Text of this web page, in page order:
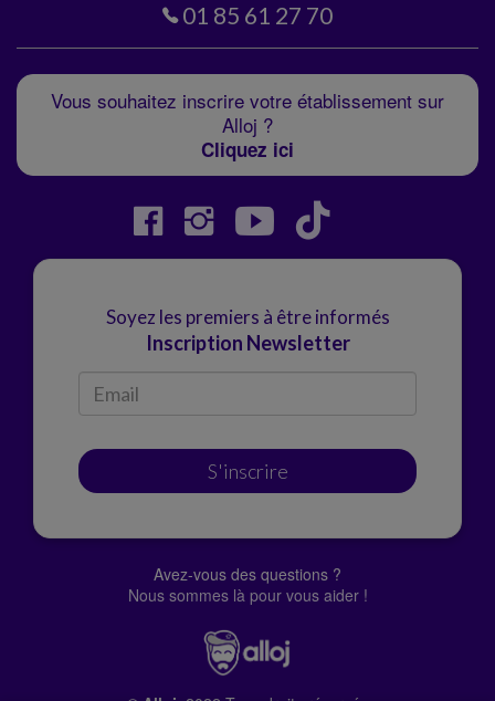
01 85 61 27 70
Vous souhaitez inscrire votre établissement sur
Alloj ?
Cliquez ici
Soyez les premiers à être informés
Inscription Newsletter
S'inscrire
Avez-vous des questions ?
Nous sommes là pour vous aider !